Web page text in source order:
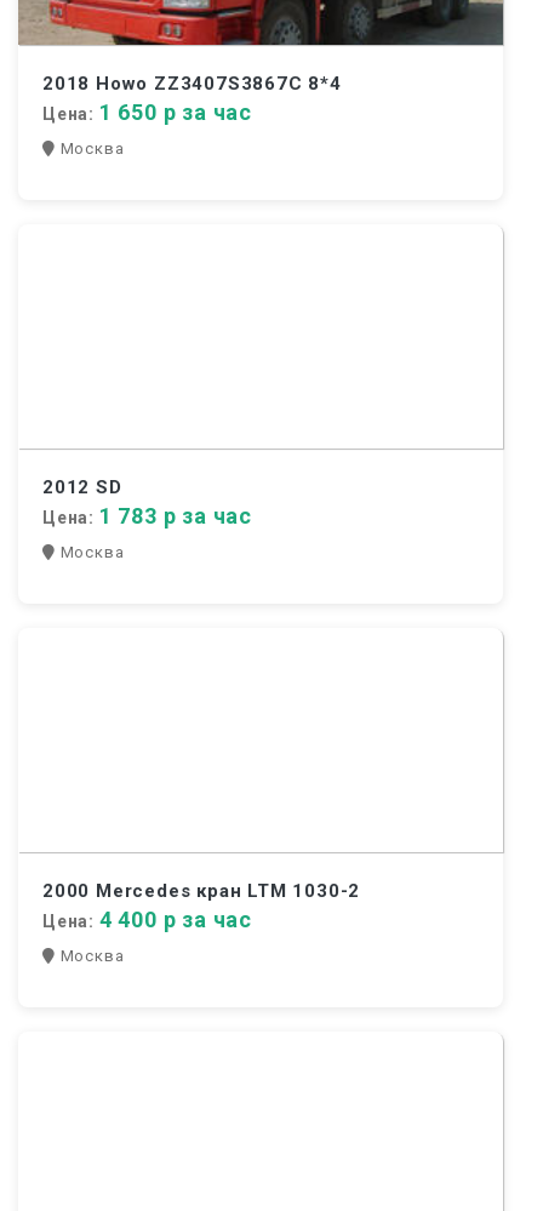
2018 Howo ZZ3407S3867C 8*4
Цена: 1 650 р за час
Москва
2012 SD
Цена: 1 783 р за час
Москва
2000 Mercedes кран LTM 1030-2
Цена: 4 400 р за час
Москва